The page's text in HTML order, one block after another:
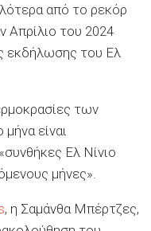
από το ρεκόρ
Απρίλιο του 2024
εκδήλωσης του Ελ
των
είναι
Ελ Νίνιο
μήνες».
, η Σαμάνθα Μπέρτζες,